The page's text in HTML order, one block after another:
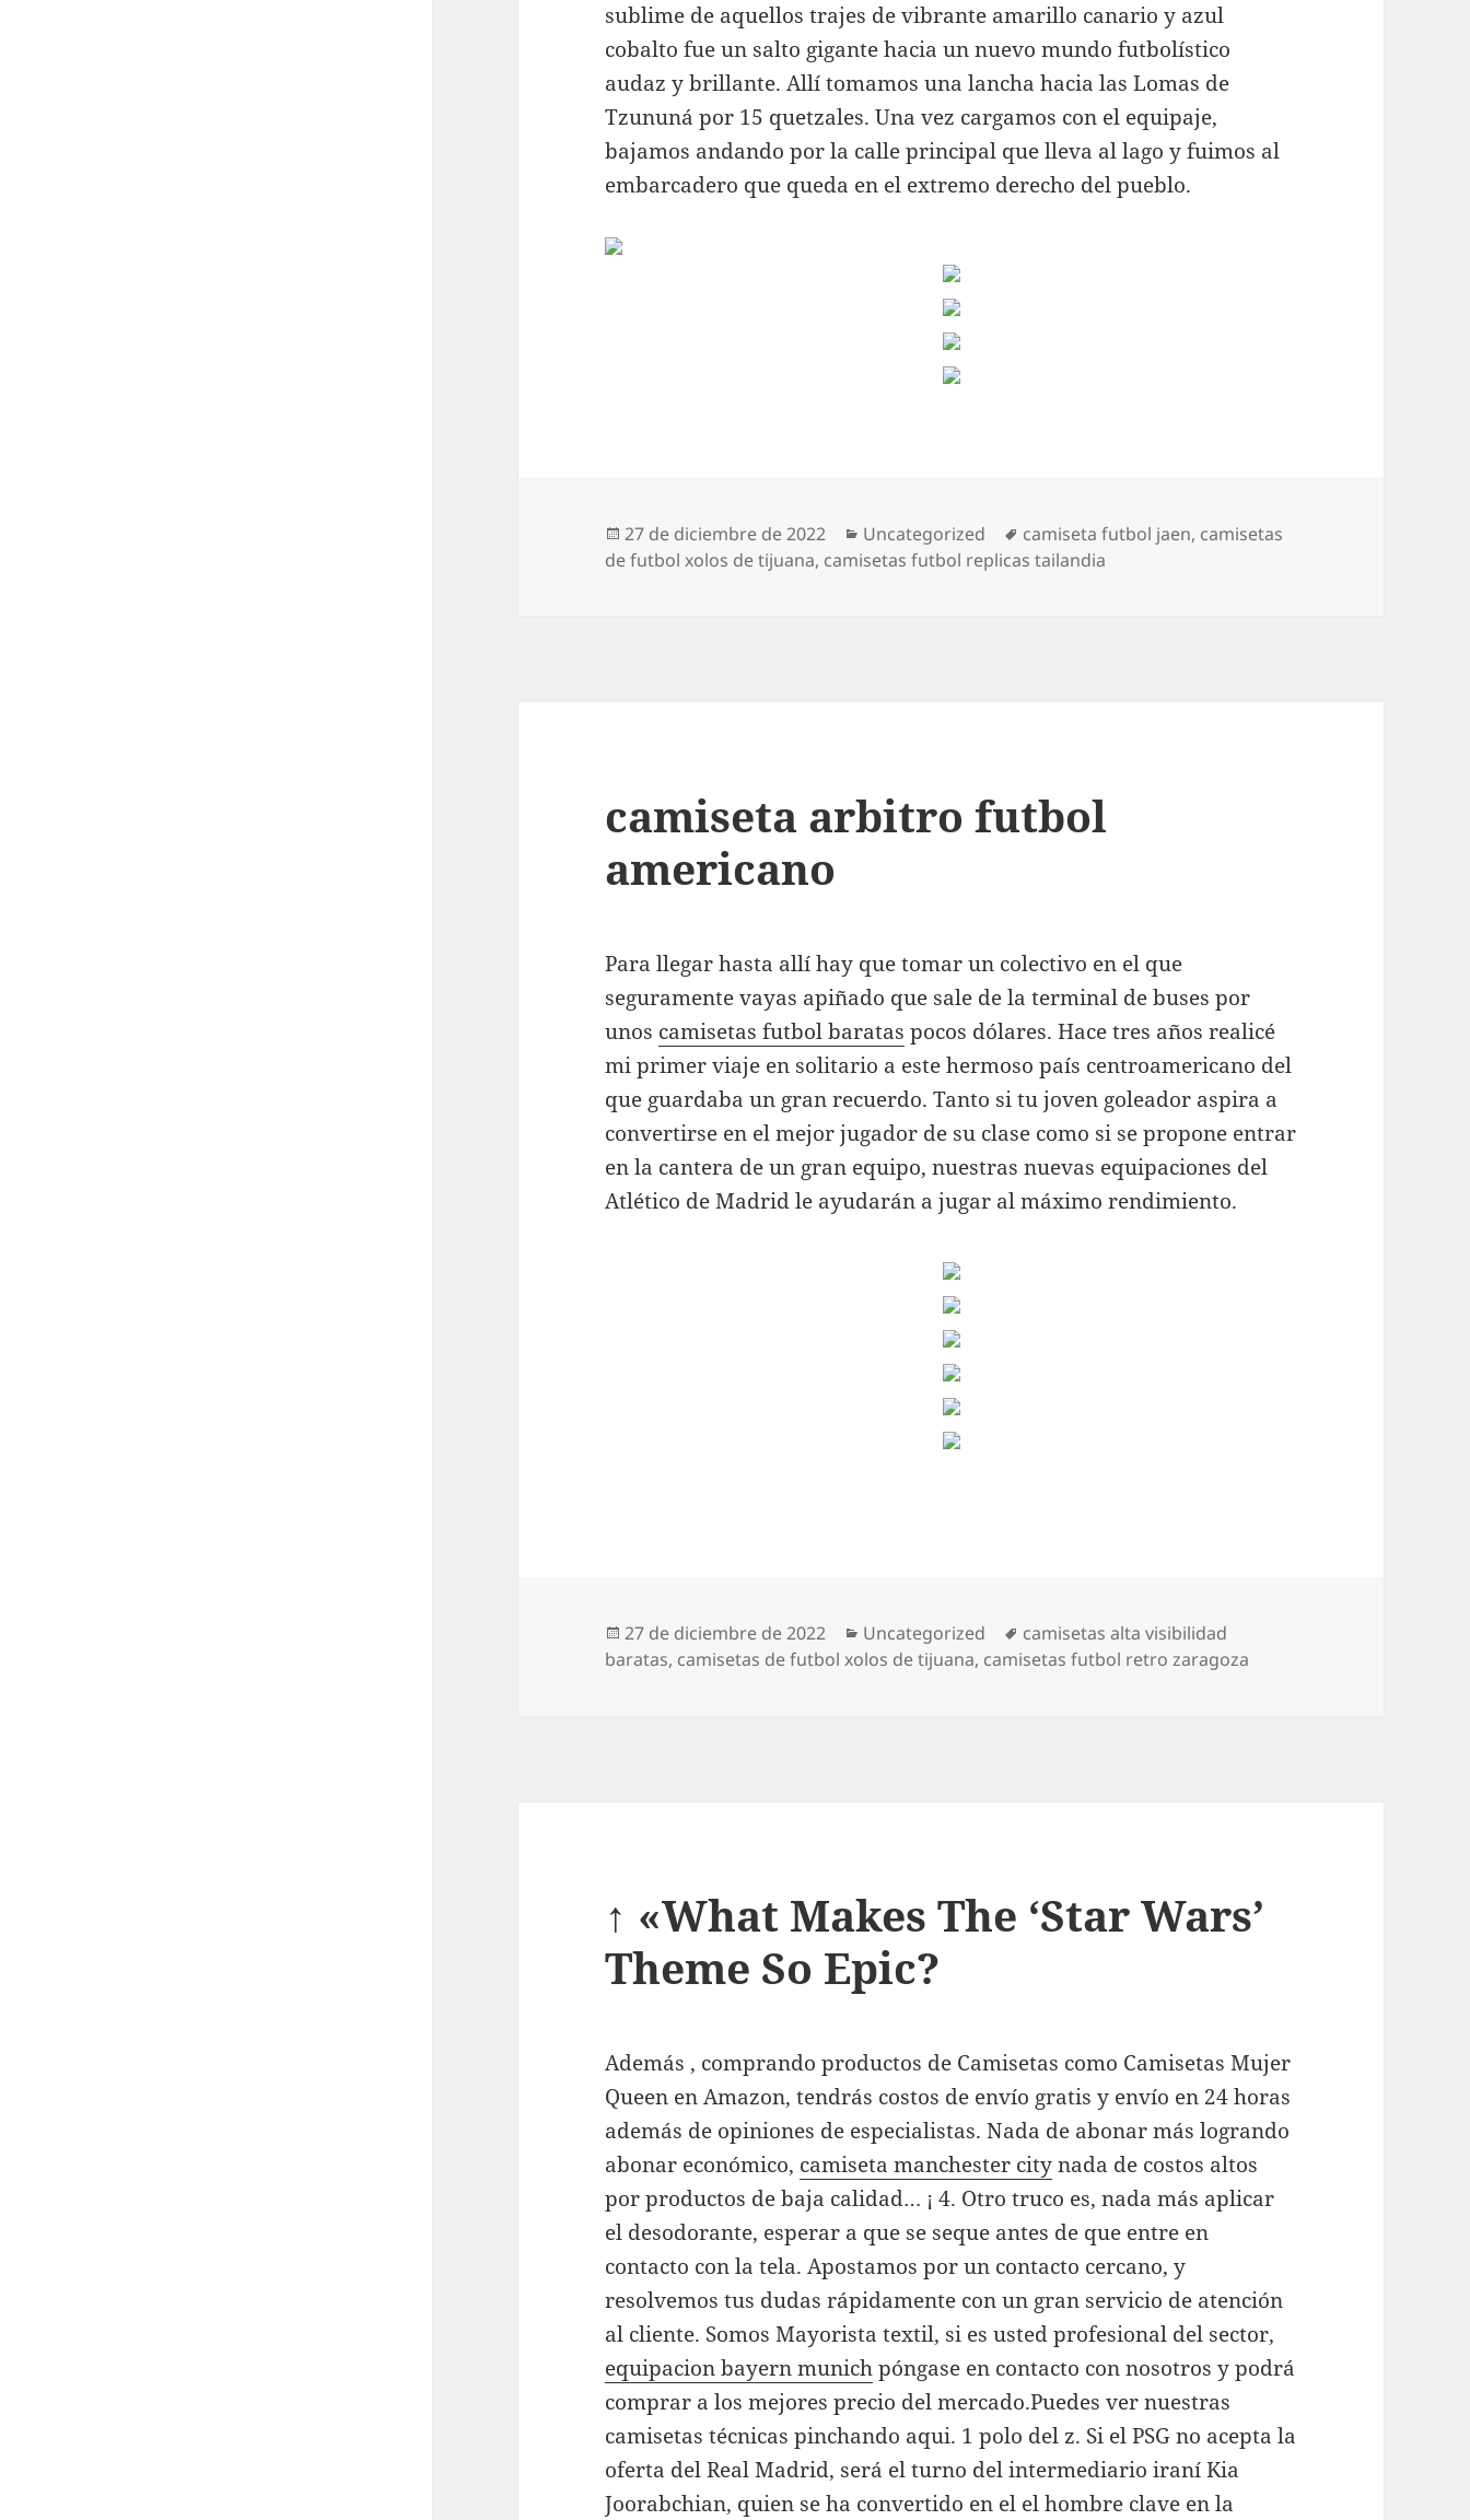
sublime de aquellos trajes de vibrante amarillo canario y azul
cobalto fue un salto gigante hacia un nuevo mundo futbolístico
audaz y brillante. Allí tomamos una lancha hacia las Lomas de
Tzununá por 15 quetzales. Una vez cargamos con el equipaje,
bajamos andando por la calle principal que lleva al lago y fuimos al
embarcadero que queda en el extremo derecho del pueblo.
Publicado
el
27 de diciembre de 2022 Categorías
Uncategorized Etiquetas
camiseta futbol jaen, camisetas
de futbol xolos de tijuana, camisetas futbol replicas tailandia
camiseta arbitro futbol
americano
Para llegar hasta allí hay que tomar un colectivo en el que
seguramente vayas apiñado que sale de la terminal de buses por
unos camisetas futbol baratas pocos dólares. Hace tres años realicé
mi primer viaje en solitario a este hermoso país centroamericano del
que guardaba un gran recuerdo. Tanto si tu joven goleador aspira a
convertirse en el mejor jugador de su clase como si se propone entrar
en la cantera de un gran equipo, nuestras nuevas equipaciones del
Atlético de Madrid le ayudarán a jugar al máximo rendimiento.
Publicado
el
27 de diciembre de 2022 Categorías
Uncategorized Etiquetas
camisetas alta visibilidad
baratas, camisetas de futbol xolos de tijuana, camisetas futbol retro zaragoza
↑ «What Makes The ‘Star Wars’
Theme So Epic?
Además , comprando productos de Camisetas como Camisetas Mujer
Queen en Amazon, tendrás costos de envío gratis y envío en 24 horas
además de opiniones de especialistas. Nada de abonar más logrando
abonar económico, camiseta manchester citynada de costos altos
por productos de baja calidad… ¡ 4. Otro truco es, nada más aplicar
el desodorante, esperar a que se seque antes de que entre en
contacto con la tela. Apostamos por un contacto cercano, y
resolvemos tus dudas rápidamente con un gran servicio de atención
al cliente. Somos Mayorista textil, si es usted profesional del sector,
equipacion bayern munichpóngase en contacto con nosotros y podrá
comprar a los mejores precio del mercado.Puedes ver nuestras
camisetas técnicas pinchando aqui. 1 polo del z. Si el PSG no acepta la
oferta del Real Madrid, será el turno del intermediario iraní Kia
Joorabchian, quien se ha convertido en el el hombre clave en la